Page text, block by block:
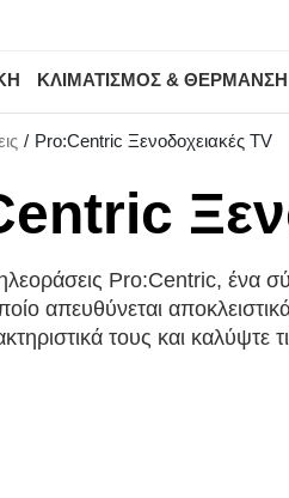
ΚΛΙΜΑΤΙΣΜΟΣ & ΘΕΡΜΑΝΣΗ
Pro:Centric Ξενοδοχειακές TV
Pro:Centric, ένα
απευθύνεται
τους και καλύψτε